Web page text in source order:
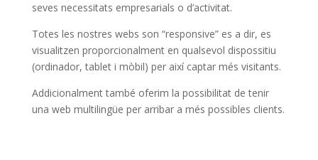
seves necessitats empresarials o d’activitat.
Totes les nostres webs son “responsive” es a dir, es
visualitzen proporcionalment en qualsevol dispossitiu
(ordinador, tablet i mòbil) per així captar més visitants.
Addicionalment també oferim la possibilitat de tenir
una web multilingüe per arribar a més possibles clients.